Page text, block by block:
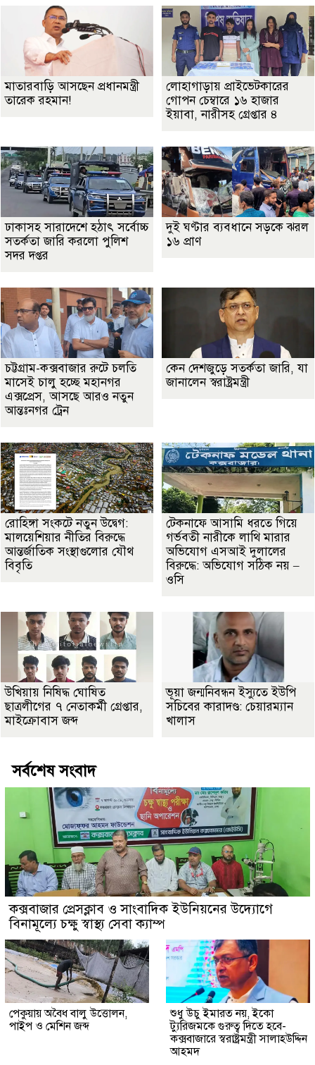
মাতারবাড়ি আসছেন প্রধানমন্ত্রী
তারেক রহমান!
লোহাগাড়ায় প্রাইভেটকারের
গোপন চেম্বারে ১৬ হাজার
ইয়াবা, নারীসহ গ্রেপ্তার ৪
ঢাকাসহ সারাদেশে হঠাৎ সর্বোচ্চ
সতর্কতা জা‌রি করলো পুলিশ
সদর দপ্তর
দুই ঘণ্টার ব্যবধানে সড়কে ঝরল
১৬ প্রাণ
চট্টগ্রাম-কক্সবাজার রুটে চলতি
মাসেই চালু হচ্ছে মহানগর
এক্সপ্রেস, আসছে আরও নতুন
আন্তঃনগর ট্রেন
কেন দেশজুড়ে সতর্কতা জারি, যা
জানালেন স্বরাষ্ট্রমন্ত্রী
রোহিঙ্গা সংকটে নতুন উদ্বেগ:
মালয়েশিয়ার নীতির বিরুদ্ধে
আন্তর্জাতিক সংস্থাগুলোর যৌথ
বিবৃতি
টেকনাফে আসামি ধরতে গিয়ে
গর্ভবতী নারীকে লাথি মারার
অভিযোগ এসআই দুলালের
বিরুদ্ধে: অভিযোগ সঠিক নয় –
ওসি
উখিয়ায় নিষিদ্ধ ঘোষিত
ছাত্রলীগের ৭ নেতাকর্মী গ্রেপ্তার,
মাইক্রোবাস জব্দ
ভূয়া জন্মনিবন্ধন ইস্যুতে ইউপি
সচিবের কারাদণ্ড: চেয়ারম্যান
খালাস
সর্বশেষ সংবাদ
কক্সবাজার প্রেসক্লাব ও সাংবাদিক ইউনিয়নের উদ্যোগে
বিনামূল্যে চক্ষু স্বাস্থ্য সেবা ক্যাম্প
পেকুয়ায় অবৈধ বালু উত্তোলন,
পাইপ ও মেশিন জব্দ
শুধু উচু ইমারত নয়, ইকো
ট্যুরিজমকে গুরুত্ব দিতে হবে-
কক্সবাজারে স্বরাষ্ট্রমন্ত্রী সালাহউদ্দিন
আহমদ